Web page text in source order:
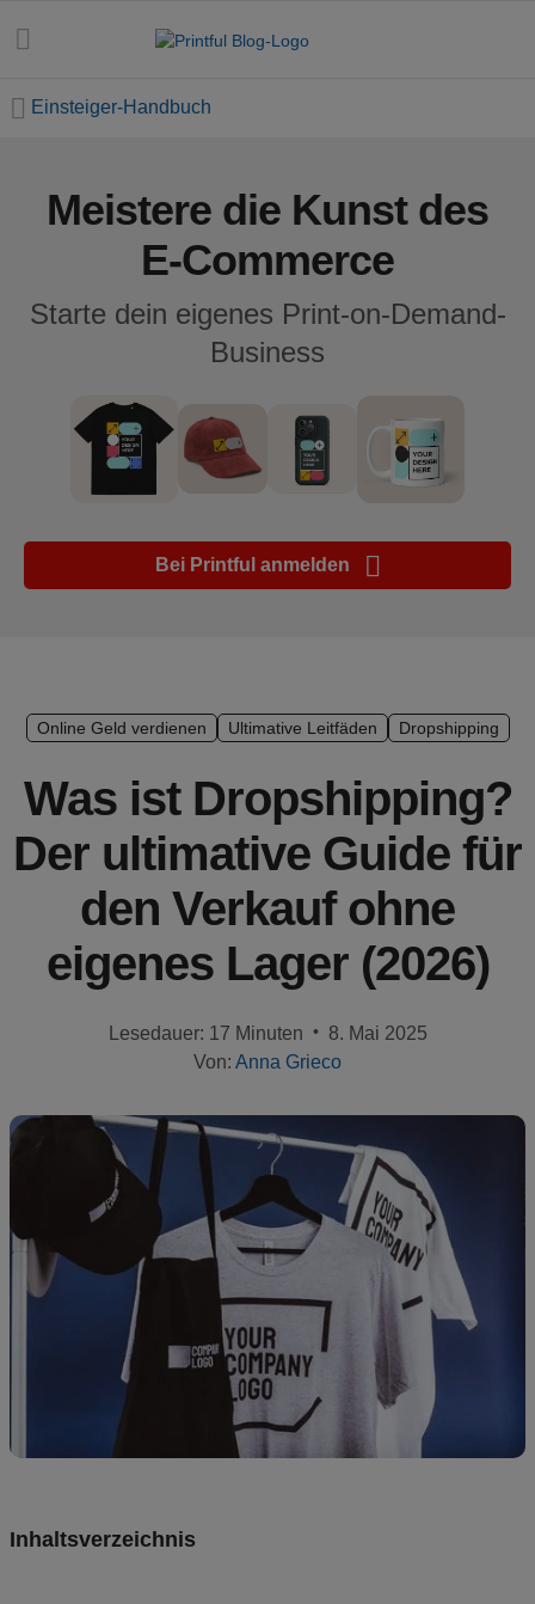
Commerce
Einsteiger-
Handbuch
Erfolgsgeschichten
Marketing-
Tipps
Stil &
Produkte
Verkaufen
Designs
Preise
Einsteiger-Handbuch
Meistere die Kunst des
E-Commerce
Starte dein eigenes Print-on-Demand-
Business
Bei Printful anmelden
Online Geld verdienen Ultimative Leitfäden Dropshipping
Was ist Dropshipping?
Der ultimative Guide für
den Verkauf ohne
eigenes Lager (2026)
Lesedauer: 17 Minuten •
8. Mai 2025
Von: Anna Grieco
Inhaltsverzeichnis